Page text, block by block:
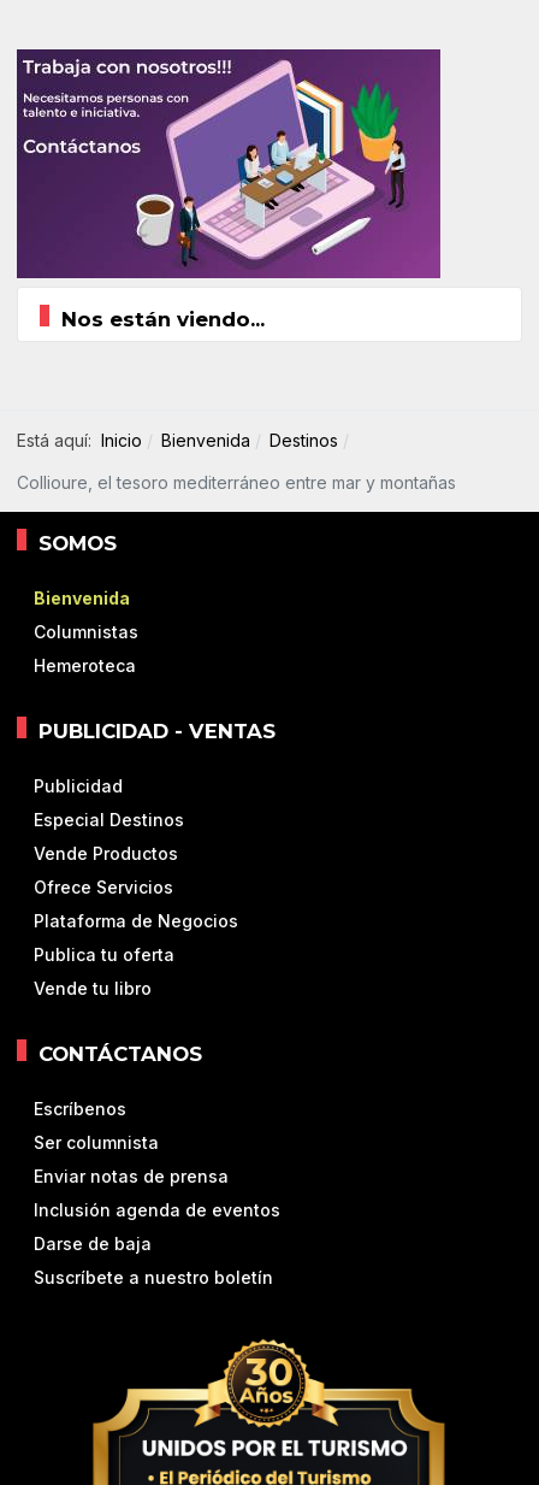
Nos están viendo...
Está aquí: Inicio Bienvenida Destinos
Collioure, el tesoro mediterráneo entre mar y montañas
SOMOS
Bienvenida
Columnistas
Hemeroteca
PUBLICIDAD - VENTAS
Publicidad
Especial Destinos
Vende Productos
Ofrece Servicios
Plataforma de Negocios
Publica tu oferta
Vende tu libro
CONTÁCTANOS
Escríbenos
Ser columnista
Enviar notas de prensa
Inclusión agenda de eventos
Darse de baja
Suscríbete a nuestro boletín